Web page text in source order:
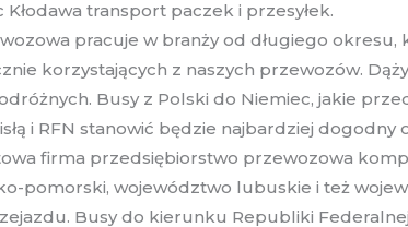
transport paczek i przesyłek.
pracuje w branży od długiego
korzystających z naszych przewozów.
Busy z Polski do Niemiec, jakie
i RFN stanowić będzie najbardziej
firma przedsiębiorstwo przewozowa
pomorski, województwo lubuskie i też
Busy do kierunku Republiki